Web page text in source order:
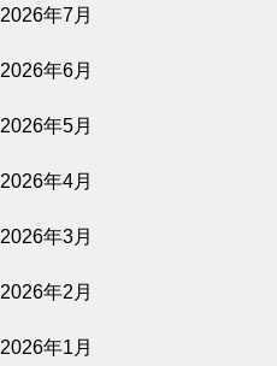
GUN FISH あなたの知らないフグの世界
影を売る女
2026年7月
2026年6月
2026年5月
2026年4月
2026年3月
2026年2月
2026年1月